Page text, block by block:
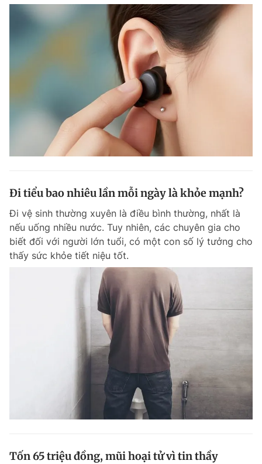
Đi tiểu bao nhiêu lần mỗi ngày là khỏe mạnh?
Đi vệ sinh thường xuyên là điều bình thường, nhất là
nếu uống nhiều nước. Tuy nhiên, các chuyên gia cho
biết đối với người lớn tuổi, có một con số lý tưởng cho
thấy sức khỏe tiết niệu tốt.
Tốn 65 triệu đồng, mũi hoại tử vì tin thầy